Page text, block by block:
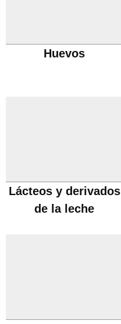
Huevos
Lácteos y derivados
de la leche